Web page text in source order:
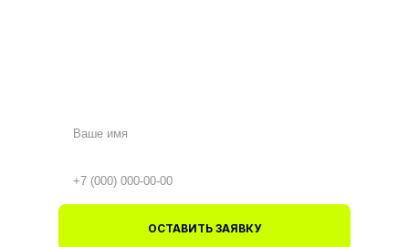
ОСТАВИТЬ ЗАЯВКУ